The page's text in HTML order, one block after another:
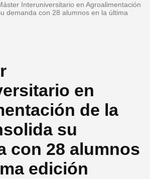
Interuniversitario en Agroalimentación
demanda con 28 alumnos en la última
en
de la
su
con 28 alumnos
edición